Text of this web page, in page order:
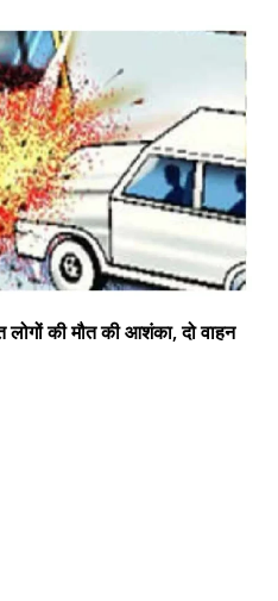
लोगों की मौत की आशंका, दो वाहन